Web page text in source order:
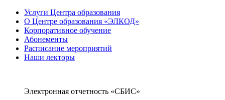
Услуги Центра образования
О Центре образования «ЭЛКОД»
Корпоративное обучение
Абонементы
Расписание мероприятий
Наши лекторы
Электронная отчетность «СБИС»